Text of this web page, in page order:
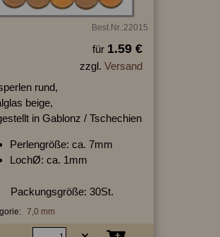
Best.Nr.:22015
für 1.59 €
zzgl. Versand
rund,
beige,
in Gablonz / Tschechien
Perlengröße: ca. 7mm
LochØ: ca. 1mm
Packungsgröße: 30St.
7,0 mm